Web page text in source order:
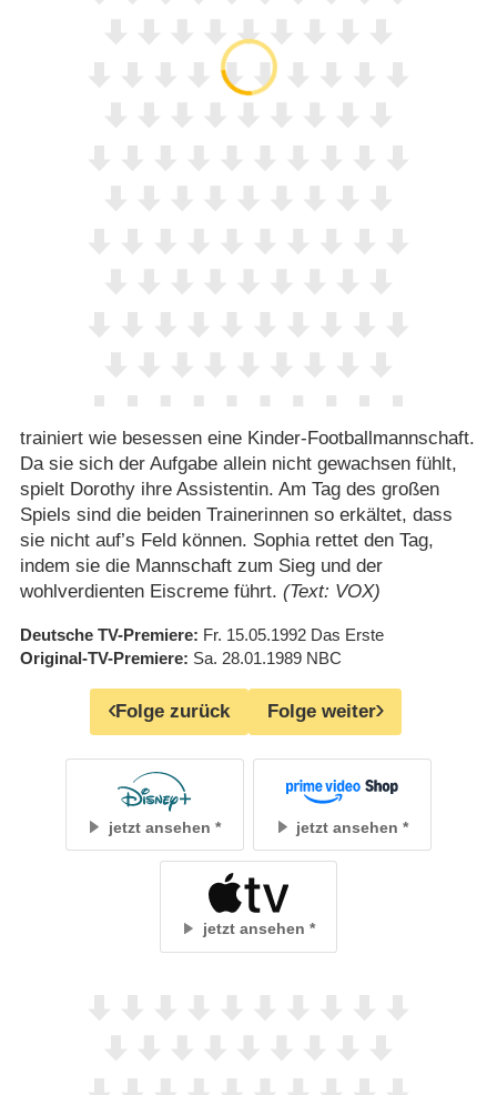
trainiert wie besessen eine Kinder-Footballmannschaft.
Da sie sich der Aufgabe allein nicht gewachsen fühlt,
spielt Dorothy ihre Assistentin. Am Tag des großen
Spiels sind die beiden Trainerinnen so erkältet, dass
sie nicht auf’s Feld können. Sophia rettet den Tag,
indem sie die Mannschaft zum Sieg und der
wohlverdienten Eiscreme führt. (Text: VOX)
Deutsche TV-Premiere Fr. 15.05.1992 Das Erste
Original-TV-Premiere Sa. 28.01.1989 NBC
Folge zurück Folge weiter
jetzt ansehen jetzt ansehen
jetzt ansehen